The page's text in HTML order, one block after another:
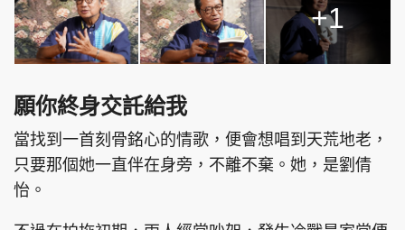
+1
願你終身交託給我
當找到一首刻骨銘心的情歌，便會想唱到天荒地老，
只要那個她一直伴在身旁，不離不棄。她，是劉倩
怡。